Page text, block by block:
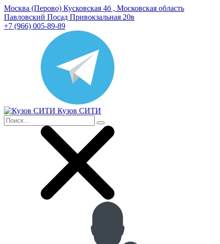
Москва (Перово) Кусковская 4б , Московская область
Павловский Посад Привокзальная 20в
+7 (966) 005-89-89
Кузов СИТИ